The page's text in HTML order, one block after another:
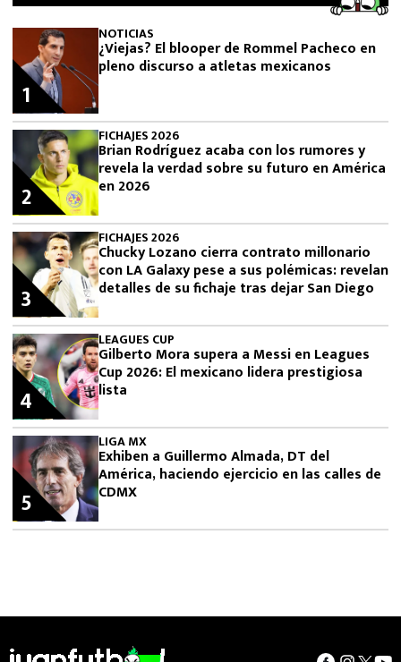
NOTICIAS
¿Viejas? El blooper de Rommel Pacheco en
pleno discurso a atletas mexicanos
1
FICHAJES 2026
Brian Rodríguez acaba con los rumores y
revela la verdad sobre su futuro en América
en 2026
2
FICHAJES 2026
Chucky Lozano cierra contrato millonario
con LA Galaxy pese a sus polémicas: revelan
detalles de su fichaje tras dejar San Diego
3
LEAGUES CUP
Gilberto Mora supera a Messi en Leagues
Cup 2026: El mexicano lidera prestigiosa
lista
4
LIGA MX
Exhiben a Guillermo Almada, DT del
América, haciendo ejercicio en las calles de
CDMX
5